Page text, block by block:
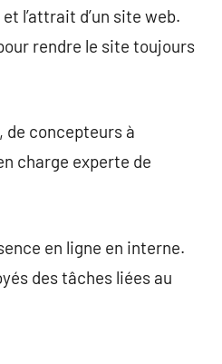
l’attrait d’un site web.
rendre le site toujours
concepteurs à
charge experte de
en ligne en interne.
des tâches liées au